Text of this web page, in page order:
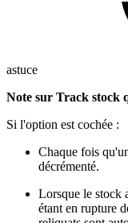
astuce
Note sur Track stock
Si l'option est cochée :
Chaque fois
décrémenté.
Lorsque le stock
étant en rupture